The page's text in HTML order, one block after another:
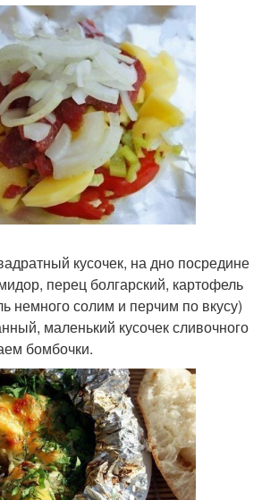
кусочек, на дно посредине
перец болгарский, картофель
немного солим и перчим по вкусу)
маленький кусочек сливочного
бомбочки.